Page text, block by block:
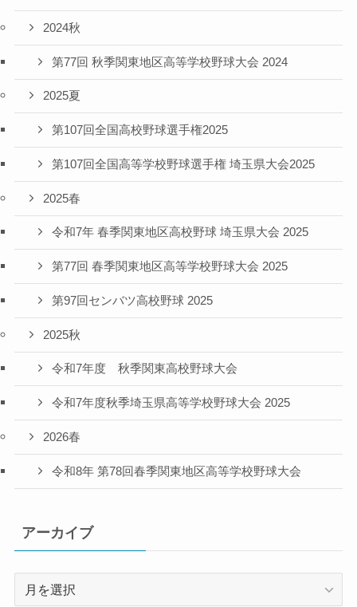
2024秋
第77回 秋季関東地区高等学校野球大会 2024
2025夏
第107回全国高校野球選手権2025
第107回全国高等学校野球選手権 埼玉県大会2025
2025春
令和7年 春季関東地区高校野球 埼玉県大会 2025
第77回 春季関東地区高等学校野球大会 2025
第97回センバツ高校野球 2025
2025秋
令和7年度 秋季関東高校野球大会
令和7年度秋季埼玉県高等学校野球大会 2025
2026春
令和8年 第78回春季関東地区高等学校野球大会
アーカイブ